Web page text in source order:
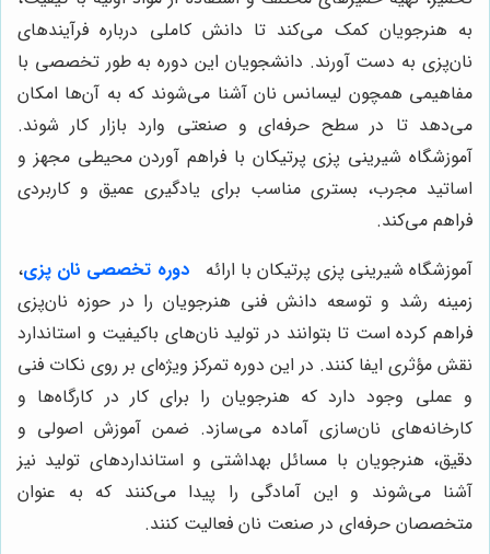
به هنرجویان کمک می‌کند تا دانش کاملی درباره فرآیندهای
نان‌پزی به دست آورند. دانشجویان این دوره به طور تخصصی با
مفاهیمی همچون لیسانس نان آشنا می‌شوند که به آن‌ها امکان
می‌دهد تا در سطح حرفه‌ای و صنعتی وارد بازار کار شوند.
آموزشگاه شیرینی پزی پرتیکان با فراهم آوردن محیطی مجهز و
اساتید مجرب، بستری مناسب برای یادگیری عمیق و کاربردی
فراهم می‌کند.
آموزشگاه شیرینی پزی پرتیکان با ارائه
دوره تخصصی نان پزی،
زمینه رشد و توسعه دانش فنی هنرجویان را در حوزه نان‌پزی
فراهم کرده است تا بتوانند در تولید نان‌های باکیفیت و استاندارد
نقش مؤثری ایفا کنند. در این دوره تمرکز ویژه‌ای بر روی نکات فنی
و عملی وجود دارد که هنرجویان را برای کار در کارگاه‌ها و
کارخانه‌های نان‌سازی آماده می‌سازد. ضمن آموزش اصولی و
دقیق، هنرجویان با مسائل بهداشتی و استانداردهای تولید نیز
آشنا می‌شوند و این آمادگی را پیدا می‌کنند که به عنوان
متخصصان حرفه‌ای در صنعت نان فعالیت کنند.